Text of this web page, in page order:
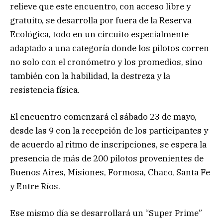
relieve que este encuentro, con acceso libre y
gratuito, se desarrolla por fuera de la Reserva
Ecológica, todo en un circuito especialmente
adaptado a una categoría donde los pilotos corren
no solo con el cronómetro y los promedios, sino
también con la habilidad, la destreza y la
resistencia física.
El encuentro comenzará el sábado 23 de mayo,
desde las 9 con la recepción de los participantes y
de acuerdo al ritmo de inscripciones, se espera la
presencia de más de 200 pilotos provenientes de
Buenos Aires, Misiones, Formosa, Chaco, Santa Fe
y Entre Ríos.
Ese mismo día se desarrollará un “Super Prime”